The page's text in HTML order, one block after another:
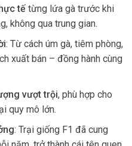
tếtừng lứa gà trước khi
không qua trung gian.
: Từ cách úm gà, tiêm phòng,
xuất bán – đồng hành cùng
vượt trội, phù hợp cho
quy mô lớn.
: Trại giống F1 đã cung